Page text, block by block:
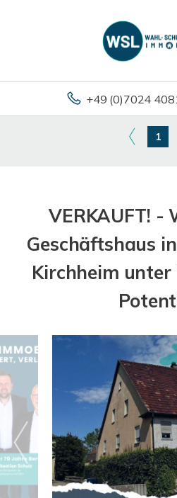
+49 (0)7024
1
VERKAUFT! -
Geschäftshaus
Kirchheim unter